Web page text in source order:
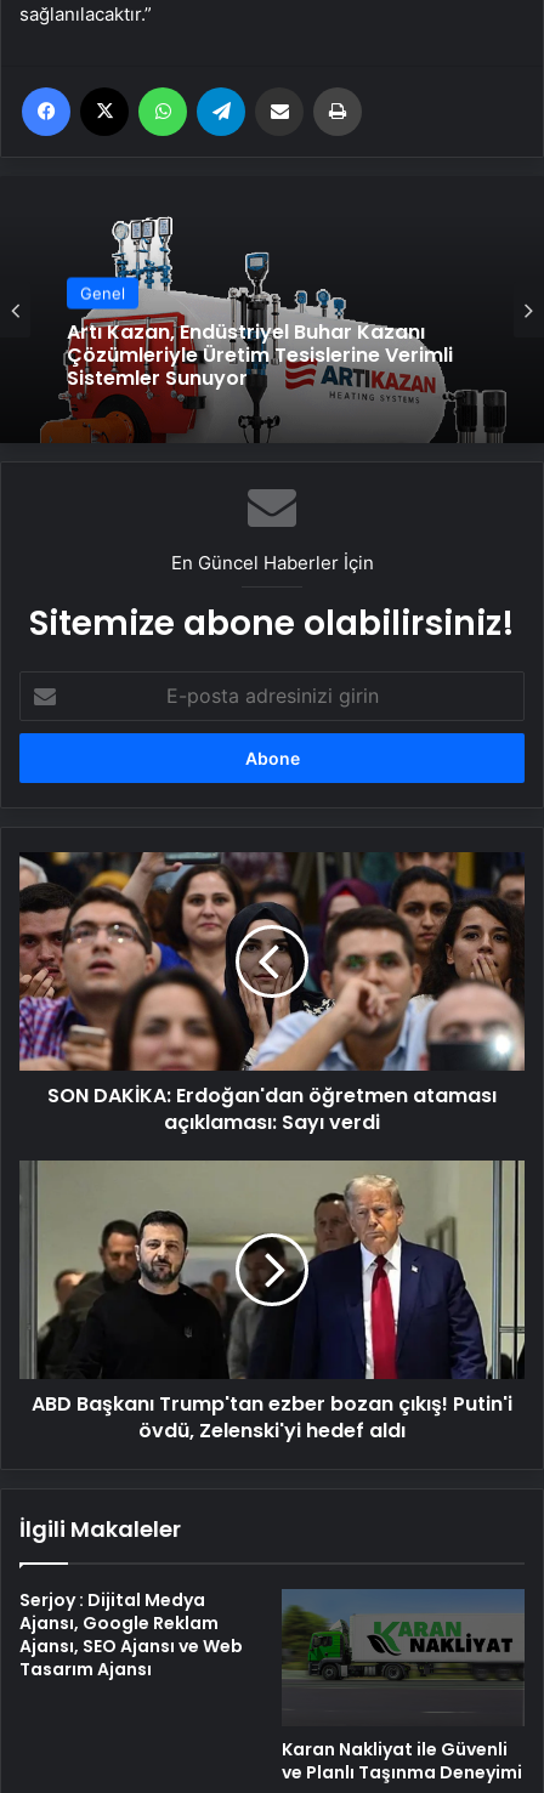
sağlanılacaktır.”
Facebook WhatsApp Email'den paylaş
Genel
Artı Kazan, Endüstriyel Buhar Kazanı
Çözümleriyle Üretim Tesislerine Verimli
Sistemler Sunuyor
En Güncel Haberler İçin
Sitemize abone olabilirsiniz!
posta
adresinizi
SON
DAKİKA:
Erdoğan'dan
öğretmen
ataması
açıklaması:
Sayı
verdi
SON DAKİKA: Erdoğan'dan öğretmen ataması
açıklaması: Sayı verdi
Başkanı
bozan
çıkış!
Putin'i
Zelenski'yi
hedef
ABD Başkanı Trump'tan ezber bozan çıkış! Putin'i
övdü, Zelenski'yi hedef aldı
İlgili Makaleler
Serjoy : Dijital Medya
Ajansı, Google Reklam
Ajansı, SEO Ajansı ve Web
Tasarım Ajansı
Karan Nakliyat ile Güvenli
ve Planlı Taşınma Deneyimi